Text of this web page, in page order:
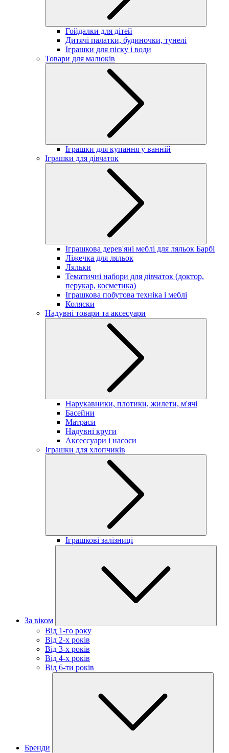
Гойдалки для дітей
Дитячі палатки, будиночки, тунелі
Іграшки для піску і води
Товари для малюків
Іграшки для купання у ванній
Іграшки для дівчаток
Іграшкова дерев'яні меблі для ляльок Барбі
Ліжечка для ляльок
Ляльки
Тематичні набори для дівчаток (доктор,
перукар, косметика)
Іграшкова побутова техніка і меблі
Коляски
Надувні товари та аксесуари
Нарукавники, плотики, жилети, м'ячі
Басейни
Матраси
Надувні круги
Аксессуари і насоси
Іграшки для хлопчиків
Іграшкові залізниці
За віком
Від 1-го року
Від 2-х років
Від 3-х років
Від 4-х років
Від 6-ти років
Бренди